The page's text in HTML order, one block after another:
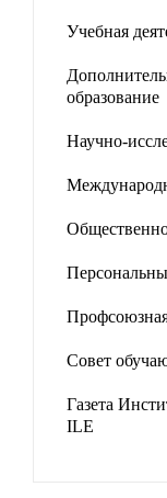
Учебная
образование
Научно-
Совет
Газета
ILE